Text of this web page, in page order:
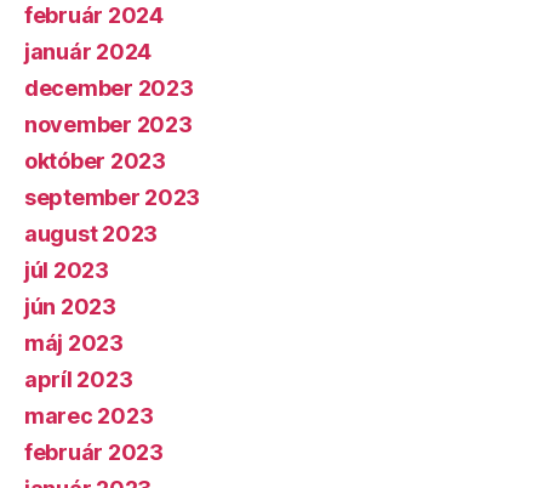
február 2024
január 2024
december 2023
november 2023
október 2023
september 2023
august 2023
júl 2023
jún 2023
máj 2023
apríl 2023
marec 2023
február 2023